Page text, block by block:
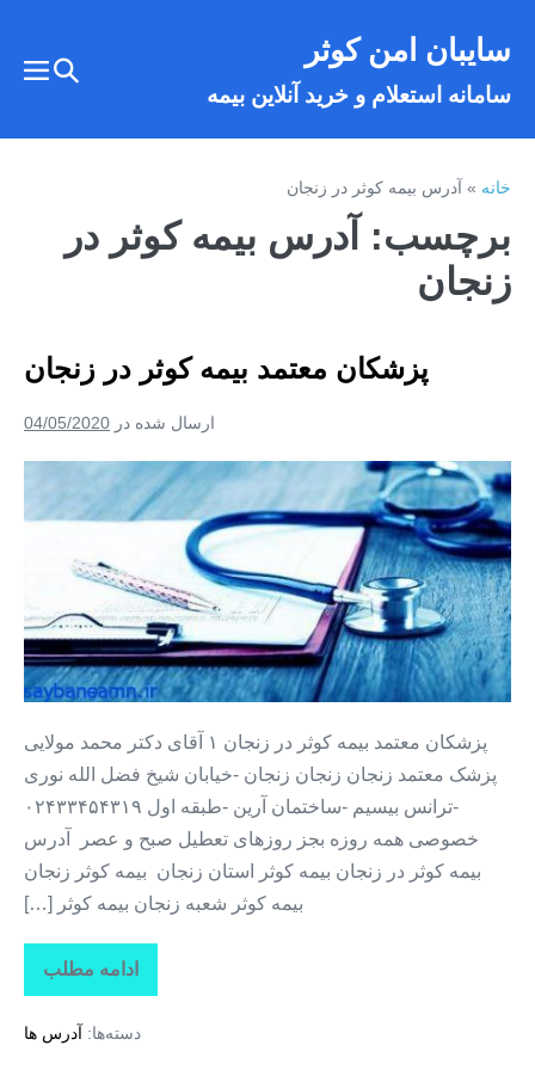
سایبان امن کوثر
سامانه استعلام و خرید آنلاین بیمه
تغییر
خانه»آدرس بیمه کوثر در زنجان
برچسب: آدرس بیمه کوثر در
زنجان
پزشکان معتمد بیمه کوثر در زنجان
ارسال شده در 04/05/2020
پزشکان
معتمد
بیمه
کوثر
در
زنجان
پزشکان معتمد بیمه کوثر در زنجان ۱ آقای دکتر محمد مولایی
پزشک معتمد زنجان زنجان زنجان -خیابان شیخ فضل الله نوری
-ترانس بیسیم -ساختمان آرین -طبقه اول ۰۲۴۳۳۴۵۴۳۱۹
خصوصی همه روزه بجز روزهای تعطیل صبح و عصر آدرس
بیمه کوثر در زنجان بیمه کوثر استان زنجان بیمه کوثر زنجان
بیمه کوثر شعبه زنجان بیمه کوثر […]
ادامه مطلب
پزشکان
معتمد
کوثردسته‌ها: آدرس ها